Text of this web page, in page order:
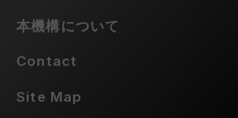
本機構について
Contact
Site Map